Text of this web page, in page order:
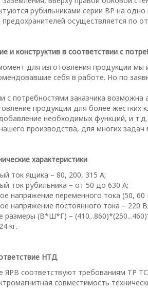
рубильниками серии ВР на
осуществляется по
и конструктив в соответствии с
для изготовления продукции мы
себя в работе. Но по
с потребностями заказчика
продукции для более
необходимых функций, и
производства, для многих
характеристики
ток ящика – 80, 200, 315 А;
ток рубильника – от 50 до 630 А;
напряжение переменного тока (50,
напряжение постоянного тока – 220
размеры (В*Ш*Г) –
кг.
НТД
ЯРВ соответствуют требованиям ТР
совместимость